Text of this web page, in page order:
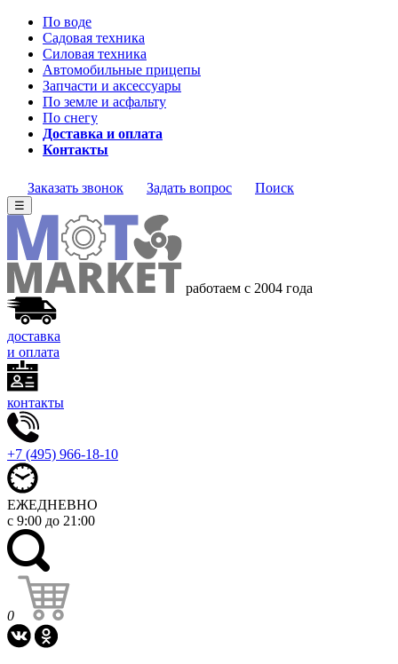
По воде
Садовая техника
Силовая техника
Автомобильные прицепы
Запчасти и аксессуары
По земле и асфальту
По снегу
Доставка и оплата
Контакты
Заказать звонок Задать вопрос Поиск
☰
работаем с 2004 года
доставка
и оплата
контакты
+7 (495) 966-18-10
ЕЖЕДНЕВНО
с 9:00 до 21:00
0